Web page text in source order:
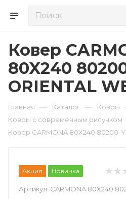
Ковер
80X240
ORIENTAL
Главная — Каталог — Ковры
Ковры с современным рисунком
Ковер CARMONA 80X240 80200-
Акция Новинка
Артикул: CARMONA 80X240